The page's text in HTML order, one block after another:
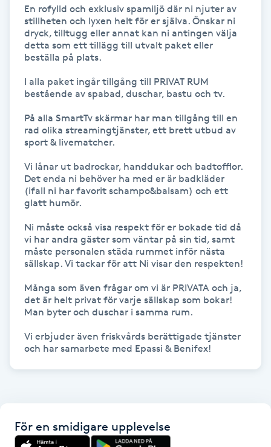
NBE-massage
Ny frisyr
Olaplexbehandling
Ombre
Ombre brows
Ombre naglar
Ortobionomi
Ortopedi
Paraffinbehandling
En rofylld och exklusiv spamiljö där ni njuter av
stillheten och lyxen helt för er själva. Önskar ni
dryck, tilltugg eller annat kan ni antingen välja
detta som ett tillägg till utvalt paket eller
beställa på plats.
I alla paket ingår tillgång till PRIVAT RUM
bestående av spabad, duschar, bastu och tv.
På alla SmartTv skärmar har man tillgång till en
rad olika streamingtjänster, ett brett utbud av
sport & livematcher.
Vi lånar ut badrockar, handdukar och badtofflor.
Det enda ni behöver ha med er är badkläder
(ifall ni har favorit schampo&balsam) och ett
glatt humör.
Ni måste också visa respekt för er bokade tid då
vi har andra gäster som väntar på sin tid, samt
måste personalen städa rummet inför nästa
sällskap. Vi tackar för att Ni visar den respekten!
Många som även frågar om vi är PRIVATA och ja,
det är helt privat för varje sällskap som bokar!
Man byter och duschar i samma rum.
Vi erbjuder även friskvårds berättigade tjänster
och har samarbete med Epassi & Benifex!
För en smidigare upplevelse